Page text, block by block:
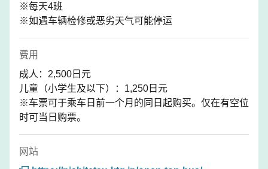
※每天4班
※如遇车辆检修或恶劣天气可能停运
费用
成人：2,500日元
儿童（小学生及以下）：1,250日元
※车票可于乘车日前一个月的同日起购买。仅在有空位
时可当日购票。
网站